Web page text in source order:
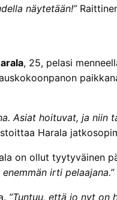
näytetään!”
, 25, pelasi
Asiat hoituvat, ja
Harala
on ollut tyytyväinen
irti pelaajana.”
”Tuntuu, että jo nyt on